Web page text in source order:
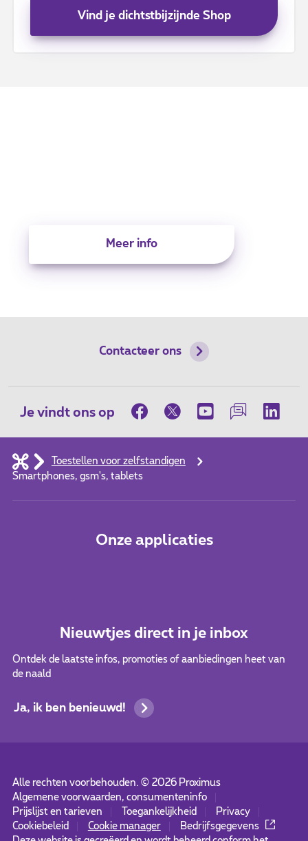
Vind je dichtstbijzijnde Shop
Meer info
Contacteer ons
Je vindt ons op
Toestellen voor zelfstandigen
Smartphones, gsm's, tablets
Onze applicaties
Nieuwtjes direct in je inbox
Ontdek de laatste infos, promoties of aanbiedingen heet van
de naald
Ja, ik ben benieuwd!
Alle rechten voorbehouden. © 2026Proximus
Algemene voorwaarden, consumenteninfo
Prijslijst en tarieven
Toegankelijkheid
Privacy
Cookiebeleid
Cookie manager
Bedrijfsgegevens